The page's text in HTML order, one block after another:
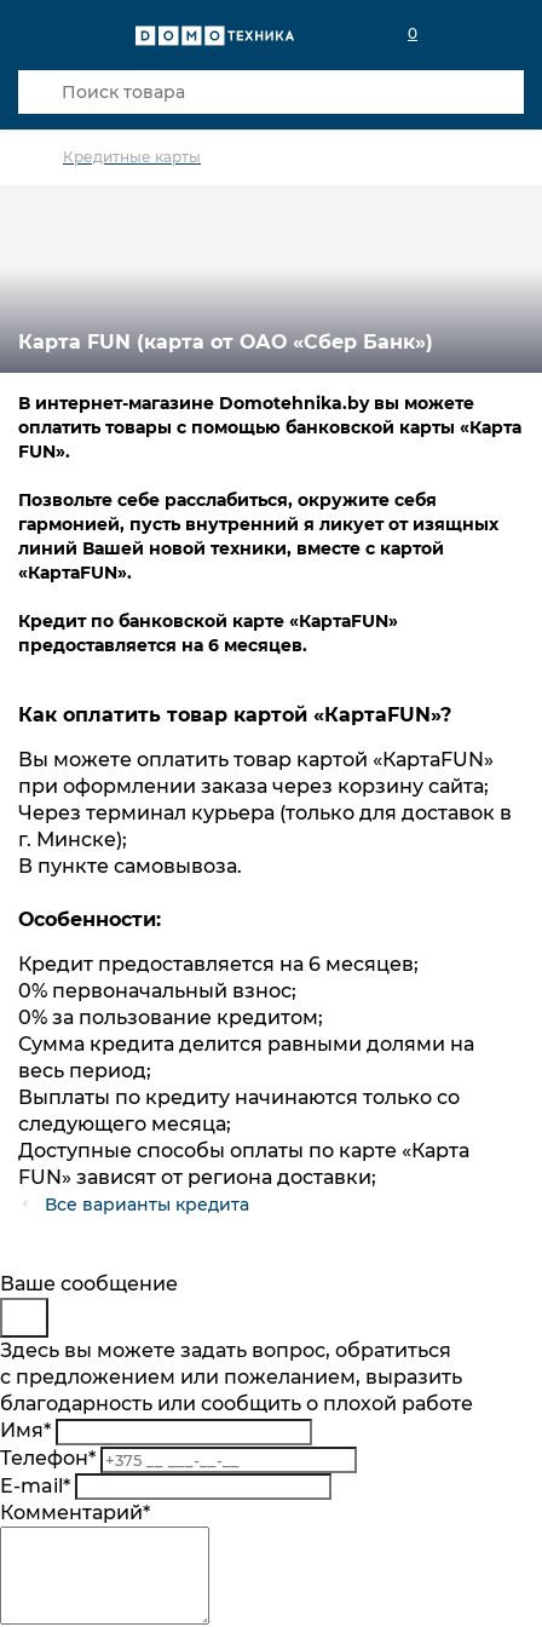
0
Кредитные карты
Карта FUN (карта от ОАО «Cбер Банк»)
В интернет-магазине Domotehnika.by вы можете
оплатить товары с помощью банковской карты «Карта
FUN».
Позвольте себе расслабиться, окружите себя
гармонией, пусть внутренний я ликует от изящных
линий Вашей новой техники, вместе с картой
«КартаFUN».
Кредит по банковской карте «КартаFUN»
предоставляется на 6 месяцев.
Как оплатить товар картой «КартаFUN»?
Вы можете оплатить товар картой «КартаFUN»
при оформлении заказа через корзину сайта;
Через терминал курьера (только для доставок в
г. Минске);
В пункте самовывоза.
Особенности:
Кредит предоставляется на 6 месяцев;
0% первоначальный взнос;
0% за пользование кредитом;
Сумма кредита делится равными долями на
весь период;
Выплаты по кредиту начинаются только со
следующего месяца;
Доступные способы оплаты по карте «Карта
FUN» зависят от региона доставки;
Все варианты кредита
Будьте в курсе
Подпишитесь на последние обновления
и узнавайте о новинках и специальных
предложениях первыми
Подписаться
Я согласен на обработкуперсональных данных
Ознакомленс разъяснением прав, связанных с
обработкой персональных данных, механизмом
Заказ обратного звонка
Представьтесь
Телефон*
Комментарий
реализации, последствиями дачи согласия
Ваше сообщение
Здесь вы можете задать вопрос, обратиться
с предложением или пожеланием, выразить
благодарность или сообщить о плохой работе
Имя*
Телефон*
E-mail*
Комментарий*